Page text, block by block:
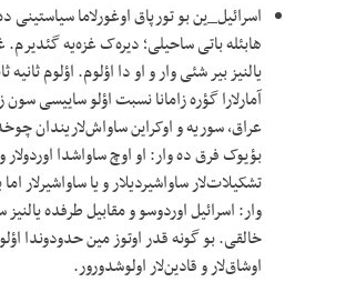
اسرائیل‌_ین بو تورپاق اوغورلاما سیاستینی
هابئله باتی ساحیلی؛ دیره‌ک غزه‌یه گئدیرم.
یالنیز بیر شئی وار و او دا اؤلوم. اؤلوم ثانیه
آمارلارا گؤره زامانا نسبت اؤلو ساییسی سون
عراق، سوریه و اوکراین ساواش‌لاریندان
بؤیوک فرق ده وار: او اوچ ساواشدا اوردولار
تشکیلات‌لار ساواشیردیلار و یا ساواشیرلار اما
وار: اسرائیل اوردوسو و مقابیل طرفده
خالقی. بو گونه قدر اوتوز مین حدودوندا
اوشاق‌لار و قادین‌لار اولوشدورور.